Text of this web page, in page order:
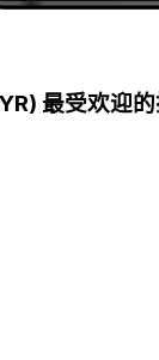
最受欢迎